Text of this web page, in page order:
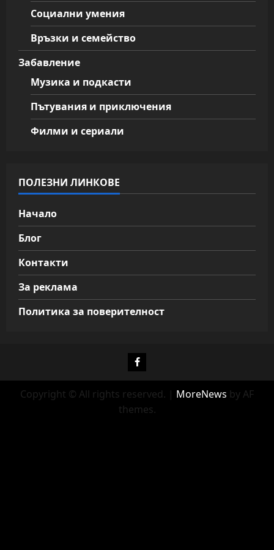
Социални умения
Връзки и семейство
Забавление
Музика и подкасти
Пътувания и приключения
Филми и сериали
ПОЛЕЗНИ ЛИНКОВЕ
Начало
Блог
Контакти
За реклама
Политика за поверителност
Фейсбук
Copyright © All rights reserved. | MoreNews by AF
themes.